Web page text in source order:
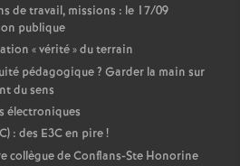
de travail, missions : le 17/09
publique
«vérité» du terrain
pédagogique? Garder la main sur
du sens
électroniques
: des E3C en pire!
collègue de Conflans-Ste Honorine